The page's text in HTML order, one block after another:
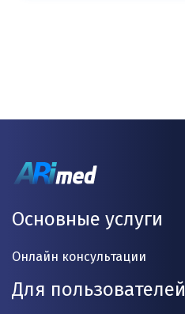
Основные услуги
Онлайн консультации
Для пользователей